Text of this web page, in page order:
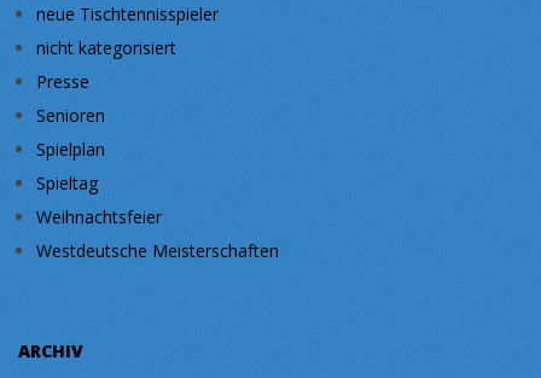
neue Tischtennisspieler
nicht kategorisiert
Presse
Senioren
Spielplan
Spieltag
Weihnachtsfeier
Westdeutsche Meisterschaften
ARCHIV